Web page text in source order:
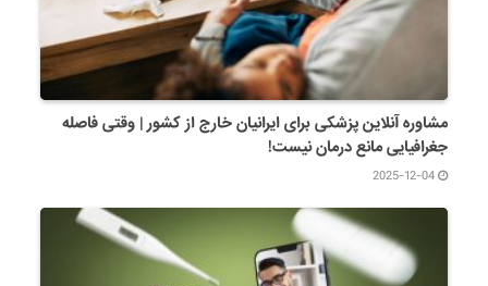
مشاوره آنلاین پزشکی برای ایرانیان خارج از کشور | وقتی فاصله
جغرافیایی مانع درمان نیست!
2025-12-04